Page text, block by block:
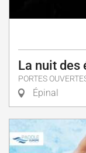
La nuit des
PORTES
Épinal